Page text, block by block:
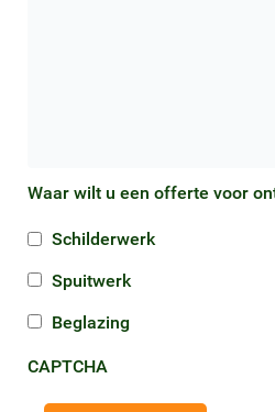
Waar wilt u een offerte voor
Schilderwerk
Spuitwerk
Beglazing
CAPTCHA